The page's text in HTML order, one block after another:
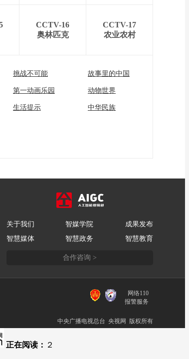
CCTV-16
奥林匹克
CCTV-17
农业农村
挑战不可能 故事里的中国
第一动画乐园 动物世界
生活提示 中华民族
关于我们 智媒学院
成果发布
智慧媒体
智慧政务 智慧教育
合作咨询 >
网络110
报警服务
中央广播电视总台 央视网 版权所有
正在阅读： ２